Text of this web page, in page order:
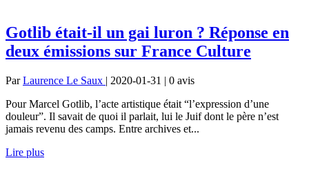
Gotlib était-il un gai luron ? Réponse en
deux émissions sur France Culture
ParLaurence Le Saux | 2020-01-31 | 0 avis
Pour Marcel Gotlib, l’acte artistique était “l’expression d’une
douleur”. Il savait de quoi il parlait, lui le Juif dont le père n’est
jamais revenu des camps. Entre archives et...
Lire plus